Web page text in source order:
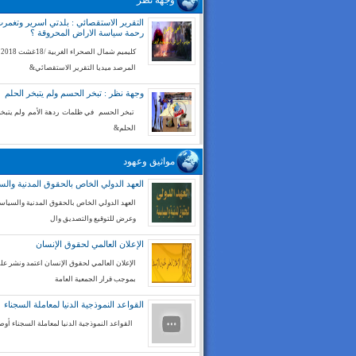
التقرير الاستقصائي : بلدتي اسرير
رحمة سياسة الاراض المحروقة ؟
المرصد ميديا التقرير الاستقصائي&
وجهة نظر : تبخر الحسم ولم يتبخر الحلم
تبخر الحسم في ظلمات ردهة الأمم ولم
الحلم&
مواثيق وعهود
العهد الدولي الخاص بالحقوق المدنية
العهد الدولي الخاص بالحقوق المدنية
وعرض للتوقيع والتصديق وال
الإعلان العالمي لحقوق الإنسان
الإعلان العالمي لحقوق الإنسان اعتمد ونشر
بموجب قرار الجمعية العامة
القواعد النموذجية الدنيا لمعاملة السجناء
القواعد النموذجية الدنيا لمعاملة السجناء